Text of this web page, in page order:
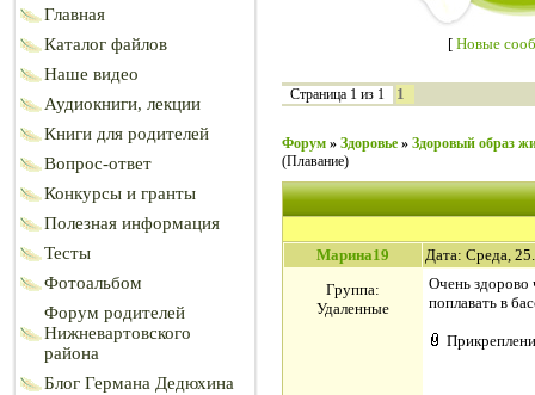
Главная
Каталог файлов
Наше видео
Аудиокниги, лекции
Книги для родителей
Вопрос-ответ
Конкурсы и гранты
Полезная информация
Тесты
Фотоальбом
Форум родителей
Нижневартовского
района
Блог Германа Дедюхина
[ Новые
Страница 1 из 1 1
Форум » Здоровье » Здоровый образ
(Плавание)
Марина19
Дата: Среда,
Группа:
Удаленные
Очень здорово
поплавать в